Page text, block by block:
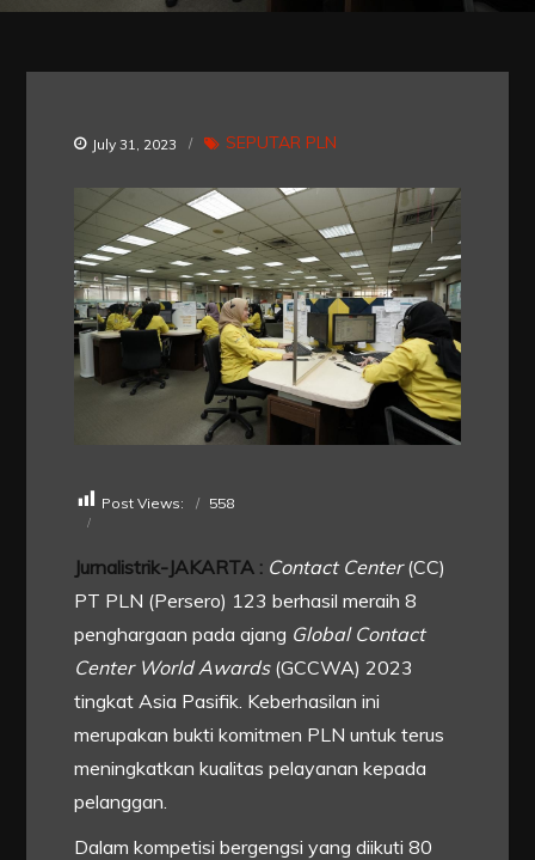
July 31, 2023 SEPUTAR PLN
Post Views: 558
Jurnalistrik-JAKARTA : Contact Center(CC)
PT PLN (Persero) 123 berhasil meraih 8
penghargaan pada ajang Global Contact
Center World Awards(GCCWA) 2023
tingkat Asia Pasifik. Keberhasilan ini
merupakan bukti komitmen PLN untuk terus
meningkatkan kualitas pelayanan kepada
pelanggan.
Dalam kompetisi bergengsi yang diikuti 80